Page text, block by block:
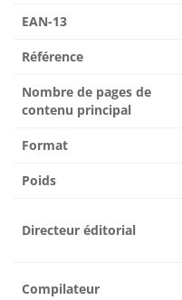
EAN-13
Référence
Nombre de pages de
contenu principal
Format
Poids
Directeur éditorial
Compilateur